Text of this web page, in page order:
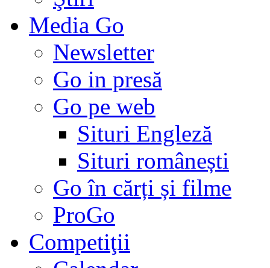
Media Go
Newsletter
Go in presă
Go pe web
Situri Engleză
Situri românești
Go în cărți și filme
ProGo
Competiţii